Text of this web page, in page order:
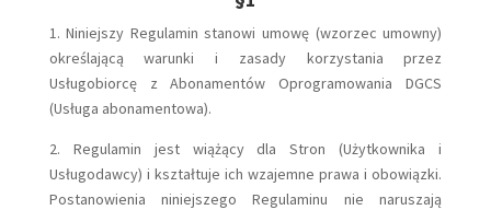
1. Niniejszy Regulamin stanowi umowę (wzorzec umowny)
określającą warunki i zasady korzystania przez
Usługobiorcę z Abonamentów Oprogramowania DGCS
(Usługa abonamentowa).
2. Regulamin jest wiążący dla Stron (Użytkownika i
Usługodawcy) i kształtuje ich wzajemne prawa i obowiązki.
Postanowienia niniejszego Regulaminu nie naruszają